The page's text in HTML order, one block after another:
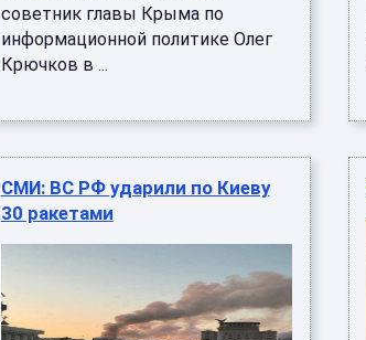
советник главы Крыма по
информационной политике Олег
Крючков в ...
СМИ: ВС РФ ударили по Киеву
30 ракетами